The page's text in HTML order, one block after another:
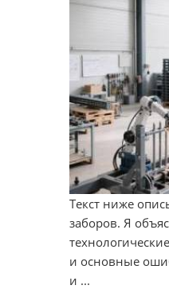
Текст ниже
заборов. Я
и основные
и ...